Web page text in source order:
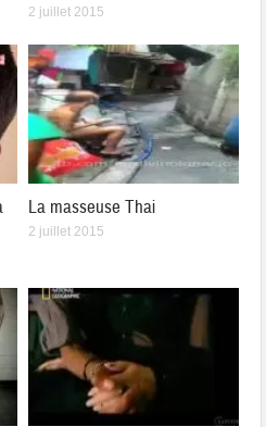
2 juillet 2015
La masseuse Thai
2 juillet 2015